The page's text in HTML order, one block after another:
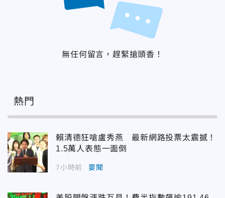
無任何留言，趕緊搶頭香！
熱門
賴清德狂嗆盧秀燕 最新網路投票太震撼！
1.5萬人表態一面倒
7小時前 要聞